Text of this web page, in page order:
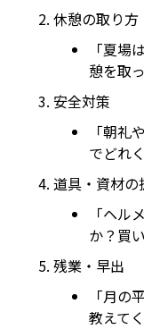
休憩の取り方
「夏場
憩を取
安全対策
「朝礼
でどれ
道具・資材の
「ヘル
か？買
残業・早出
「月の
教えて